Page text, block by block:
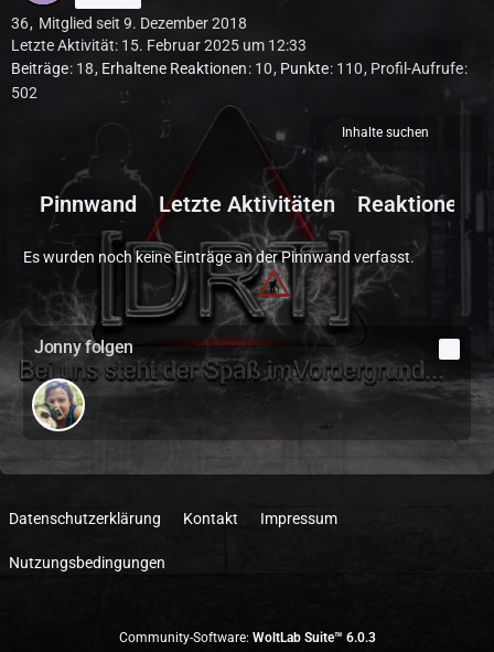
36
Mitglied seit 9. Dezember 2018
Letzte Aktivität: 15. Februar 2025 um 12:33
Beiträge 18 Erhaltene Reaktionen 10 Punkte 110 Profil-Aufrufe
502
Inhalte suchen
Pinnwand Letzte Aktivitäten Reaktionen
Es wurden noch keine Einträge an der Pinnwand verfasst.
Jonny folgen
Datenschutzerklärung Kontakt Impressum
Nutzungsbedingungen
Community-Software: WoltLab Suite™ 6.0.3